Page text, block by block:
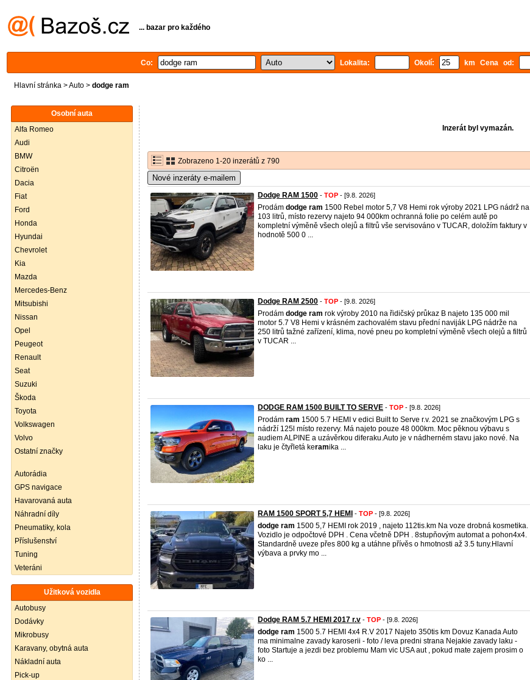
... bazar pro každého
Co: Lokalita: Okolí: km Cena od:
Hlavní stránka >Auto > dodge ram
Osobní auta
Alfa Romeo
Audi
BMW
Citroën
Dacia
Fiat
Ford
Honda
Hyundai
Chevrolet
Kia
Mazda
Mercedes-Benz
Mitsubishi
Nissan
Opel
Peugeot
Renault
Seat
Suzuki
Škoda
Toyota
Volkswagen
Volvo
Ostatní značky
Autorádia
GPS navigace
Havarovaná auta
Náhradní díly
Pneumatiky, kola
Příslušenství
Tuning
Veteráni
Užitková vozidla
Autobusy
Dodávky
Mikrobusy
Karavany, obytná auta
Nákladní auta
Pick-up
Inzerát byl vymazán.
Zobrazeno 1-20 inzerátů z 790
Nové inzeráty e-mailem
Dodge RAM 1500 - TOP - [9.8. 2026]
Prodám dodge ram 1500 Rebel motor 5,7 V8 Hemi rok výroby 2021 LPG nádrž na
103 litrů, místo rezervy najeto 94 000km ochranná folie po celém autě po
kompletní výměně všech olejů a filtrů vše servisováno v TUCAR, doložím faktury v
hodnotě 500 0 ...
Dodge RAM 2500 - TOP - [9.8. 2026]
Prodám dodge ram rok výroby 2010 na řidičský průkaz B najeto 135 000 mil
motor 5.7 V8 Hemi v krásném zachovalém stavu přední naviják LPG nádrže na
250 litrů tažné zařízení, klima, nové pneu po kompletní výměně všech olejů a filtrů
v TUCAR ...
DODGE RAM 1500 BUILT TO SERVE - TOP - [9.8. 2026]
Prodám ram 1500 5.7 HEMI v edici Built to Serve r.v. 2021 se značkovým LPG s
nádrží 125l místo rezervy. Má najeto pouze 48 000km. Moc pěknou výbavu s
audiem ALPINE a uzávěrkou diferaku.Auto je v nádherném stavu jako nové. Na
laku je čtyřletá keramika ...
RAM 1500 SPORT 5,7 HEMI - TOP - [9.8. 2026]
dodge ram 1500 5,7 HEMI rok 2019 , najeto 112tis.km Na voze drobná kosmetika.
Vozidlo je odpočtové DPH . Cena včetně DPH . 8stupňovým automat a pohon4x4.
Standardně uveze přes 800 kg a utáhne přívěs o hmotnosti až 3.5 tuny.Hlavní
výbava a prvky mo ...
Dodge RAM 5.7 HEMI 2017 r.v - TOP - [9.8. 2026]
dodge ram 1500 5.7 HEMI 4x4 R.V 2017 Najeto 350tis km Dovuz Kanada Auto
ma minimalne zavady karoserii - foto / leva predni strana Nejakie zavady laku -
foto Startuje a jezdi bez problemu Mam vic USA aut , pokud mate zajem prosim o
ko ...